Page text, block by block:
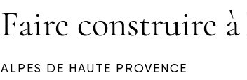
Faire construire
ALPES DE HAUTE PROVENCE